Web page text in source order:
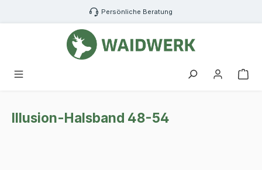
Zum Hauptinhalt springen Persönliche Beratung
Illusion-Halsband 48-54